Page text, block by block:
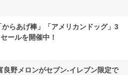
からあげ棒」「アメリカンドッグ」3
ールを開催中！
野メロンがセブン‐イレブン限定で